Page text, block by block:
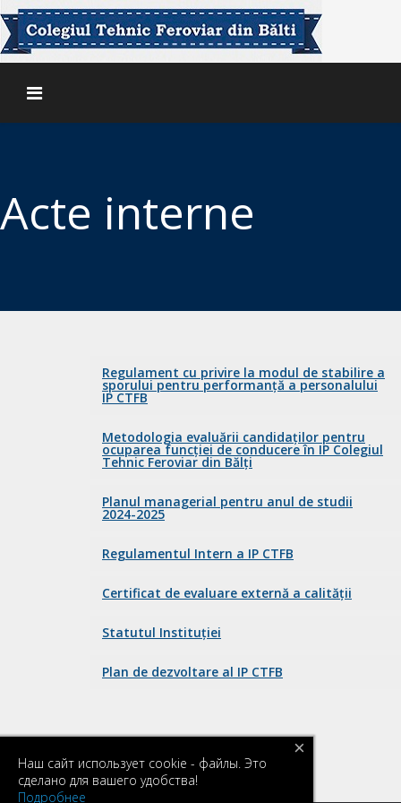
Acte interne
Regulament cu privire la modul de stabilire a
sporului pentru performanță a personalului
IP CTFB
Metodologia evaluării candidaților pentru
ocuparea funcției de conducere în IP Colegiul
Tehnic Feroviar din Bălți
Planul managerial pentru anul de studii
2024-2025
Regulamentul Intern a IP CTFB
Certificat de evaluare externă a calității
Statutul Instituției
Plan de dezvoltare al IP CTFB
×
Наш сайт использует cookie - файлы. Это
сделано для вашего удобства!
Подробнее